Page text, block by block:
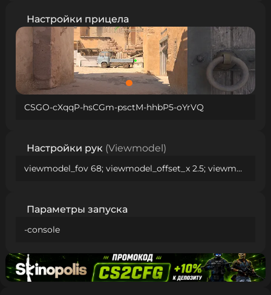
Настройки прицела
CSGO-cXqqP-hsCGm-psctM-hhbP5-oYrVQ
Настройки рук (Viewmodel)
viewmodel_fov 68; viewmodel_offset_x 2.5; viewmodel_offset_y 0; viewmodel_offset_z -1.5; viewmodel_presetpos 1;
Параметры запуска
-console